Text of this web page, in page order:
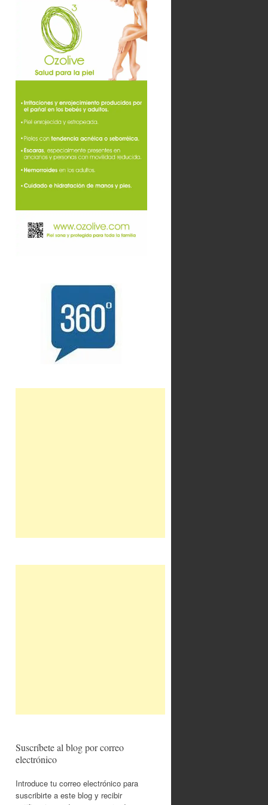
Suscríbete al blog por correo
electrónico
Introduce tu correo electrónico para
suscribirte a este blog y recibir